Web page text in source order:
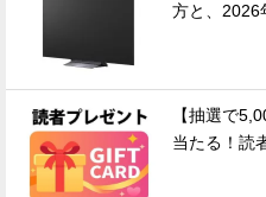
方と、2026
【抽選で
当たる！読